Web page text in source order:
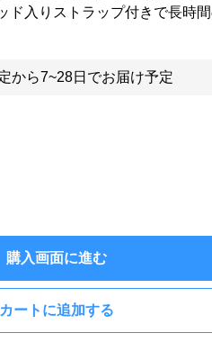
ド入りストラップ付きで長時
から7~28日でお届け予定
購入画面に進む
カートに追加する